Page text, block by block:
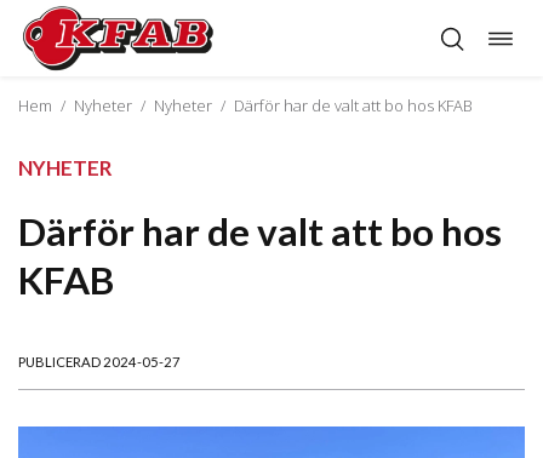
Hoppa
innehåll
Hem / Nyheter / Nyheter / Därför har de valt att bo hos KFAB
NYHETER
Därför har de valt att bo hos
KFAB
PUBLICERAD 2024-05-27